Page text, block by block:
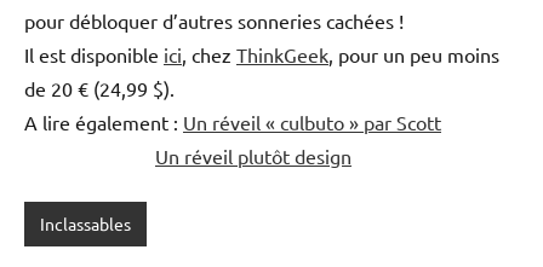
pour débloquer d’autres sonneries cachées !
Il est disponible ici , chez ThinkGeek , pour un peu moins
de 20 € (24,99 $).
A lire également : Un réveil « culbuto » par Scott
Un réveil plutôt design
Inclassables